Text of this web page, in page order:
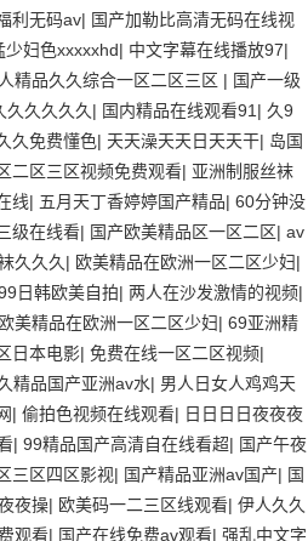
利无码av| 国产加勒比高清无码在线视
少妇色xxxxxhd| 中文字幕在线播放97|
精品久久综合一区二区三区 | 国产一级
久久久久久 | 国内精品在线观看91 | 久9
久免费懂色| 天天澡天天日天天干| 岛国
二区三区视频免费观看| 亚洲制服丝袜
线| 五月天丁香婷婷国产精品| 60分钟没
级在线看| 国产欧美精品区一区二区| av
久久久 | 欧美精品在欧洲一区二区少妇|
日韩欧美自拍| 两人在沙发激情的视频|
欧美精品在欧洲一区二区少妇| 69亚洲精
日本电影| 免费在线一区二区视频|
精品国产亚洲av水| 男人日女人鸡鸡天
| 偷拍色视频在线观看| 日日日日夜夜夜
| 99精品国产高清自在线看超| 国产午夜
三区四区影视| 国产精品亚洲av国产| 国
夜操| 欧美码一二三区线观看| 伊人久久
观看| 国产在线免费av观看| 强乱中文字